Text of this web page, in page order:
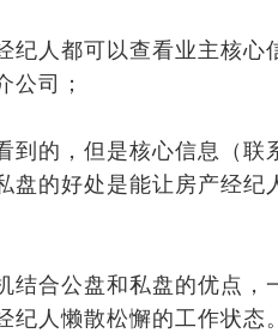
纪人都可以查看业主核心
司；
的，但是核心信息（联
盘的好处是能让房产经纪
结合公盘和私盘的优点，
人懒散松懈的工作状态。